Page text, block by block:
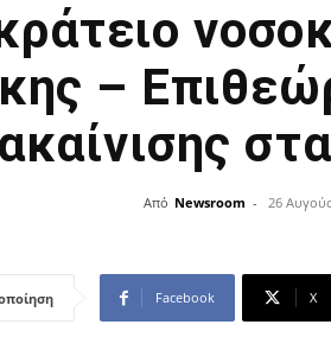
–
Από Newsroom - 26
Facebook X